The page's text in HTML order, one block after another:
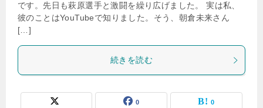
です。先日も萩原選手と激闘を繰り広げました。 実は私、
彼のことはYouTubeで知りました。そう、朝倉未来さん
[…]
続きを読む
0 0